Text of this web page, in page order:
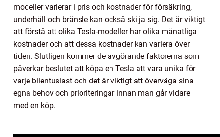
modeller varierar i pris och kostnader för försäkring,
underhåll och bränsle kan också skilja sig. Det är viktigt
att förstå att olika Tesla-modeller har olika månatliga
kostnader och att dessa kostnader kan variera över
tiden. Slutligen kommer de avgörande faktorerna som
påverkar beslutet att köpa en Tesla att vara unika för
varje bilentusiast och det är viktigt att överväga sina
egna behov och prioriteringar innan man går vidare
med en köp.